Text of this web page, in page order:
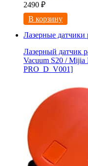
2490 ₽
В корзину
Лазерные датчики
Лазерный датчик
Vacuum S20 /
PRO_D_V001]